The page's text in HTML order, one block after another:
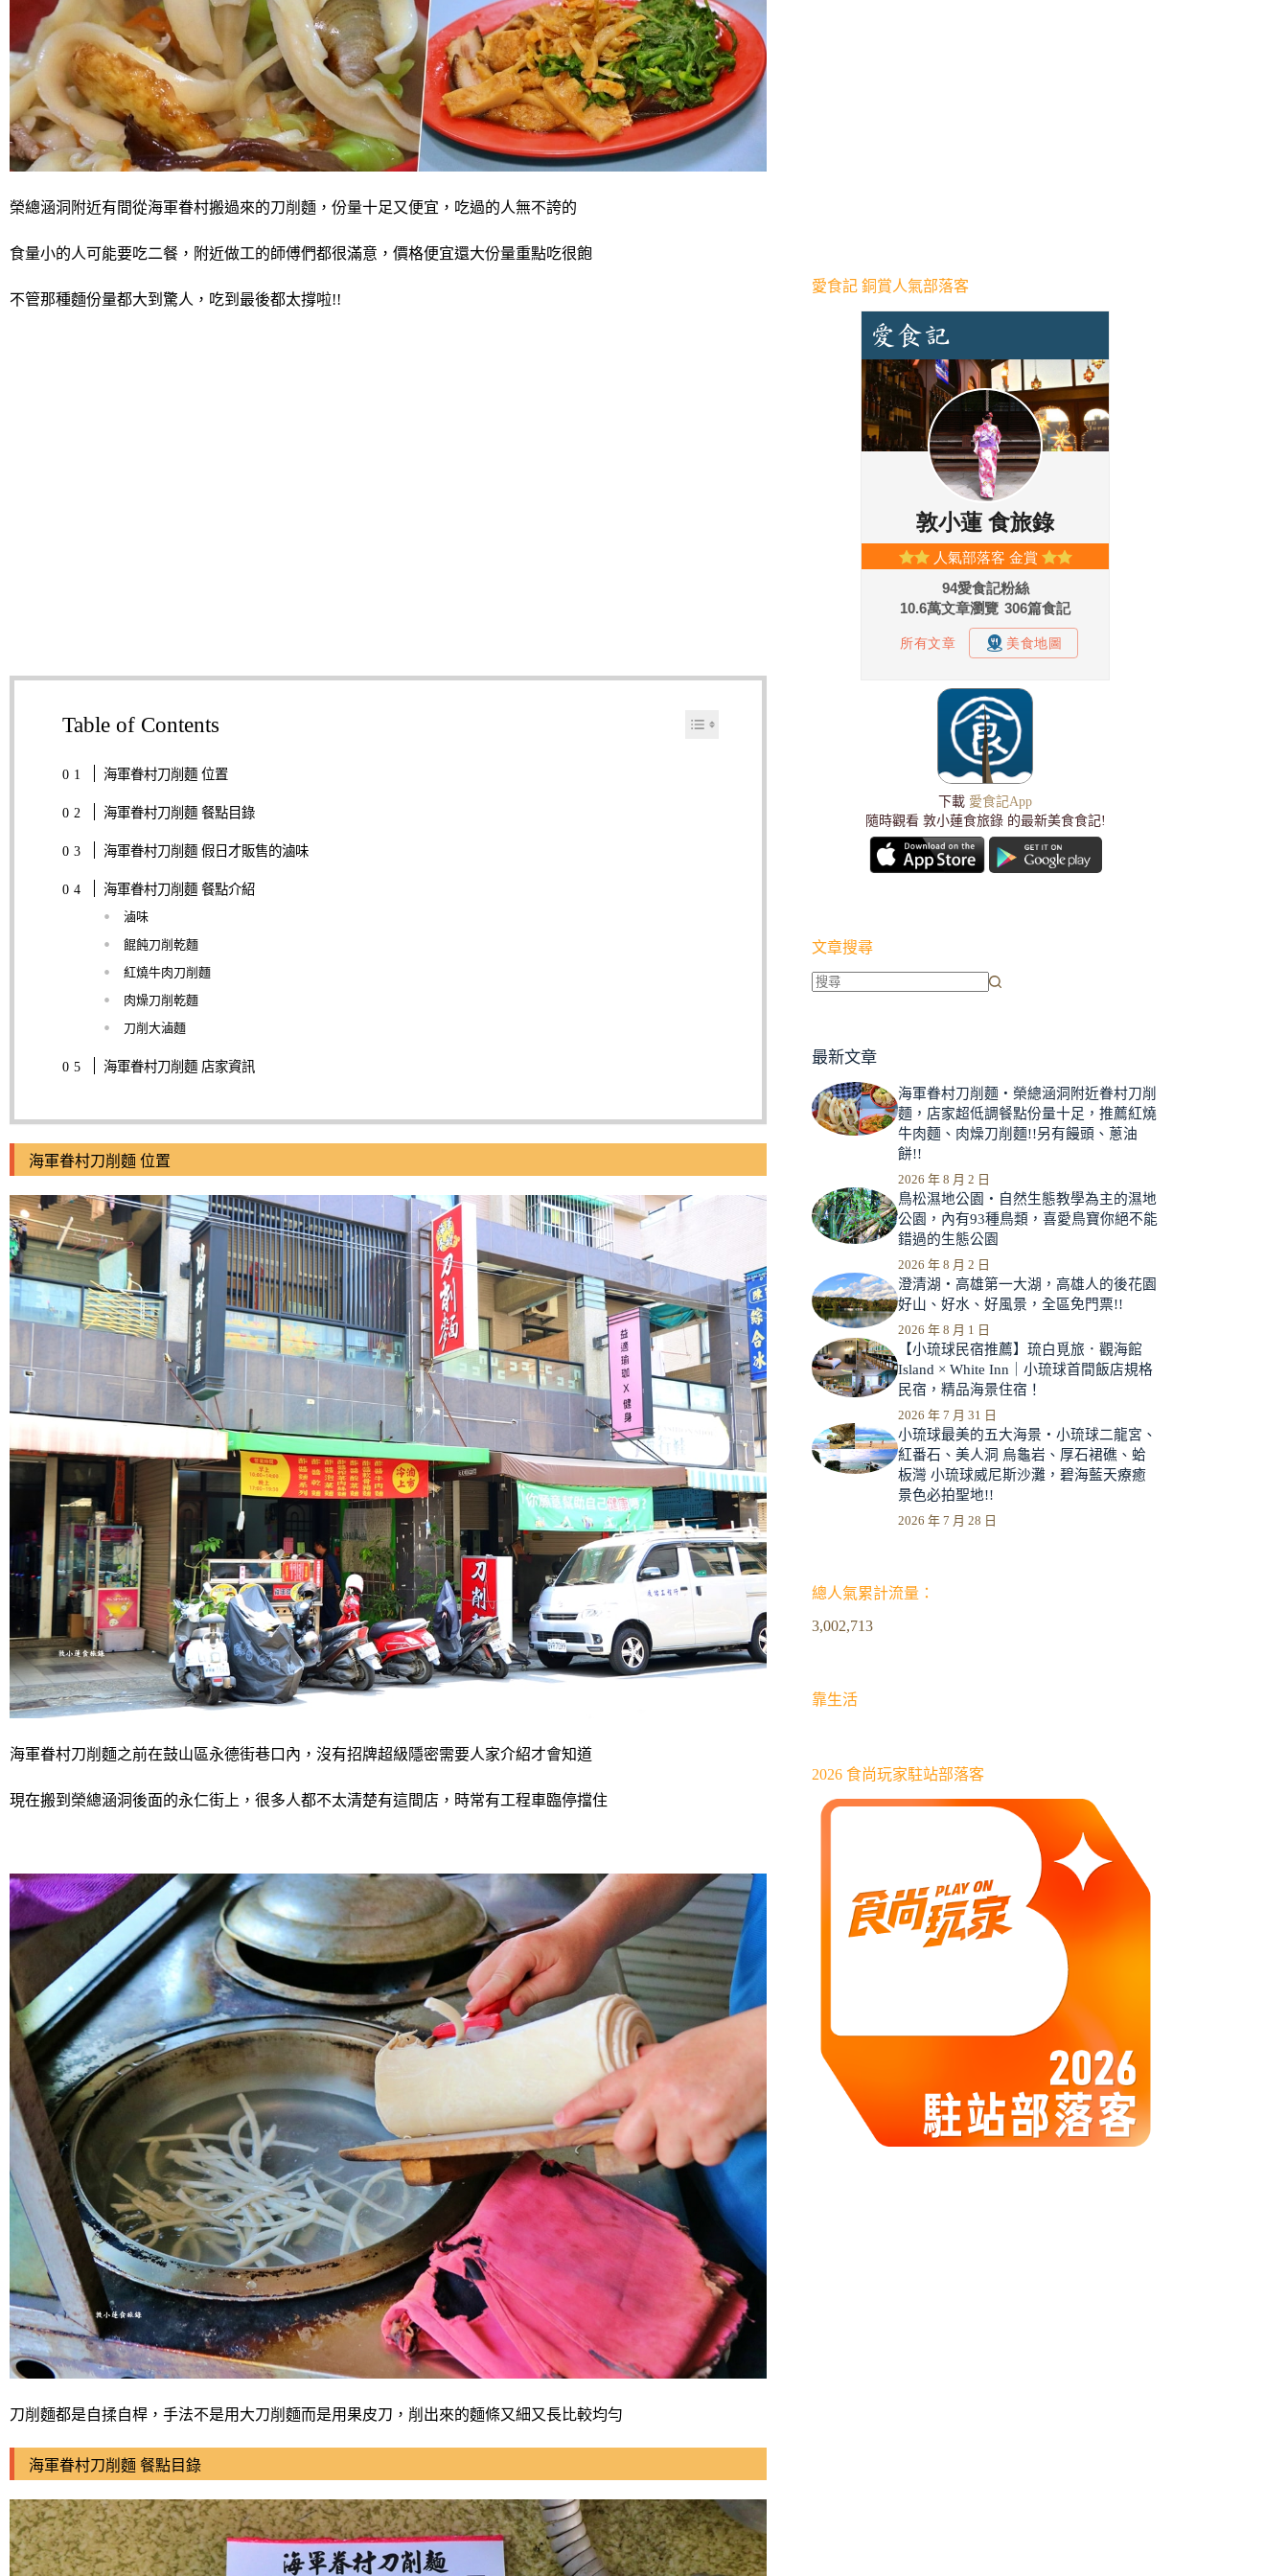
榮總涵洞附近有間從海軍眷村搬過來的刀削麵，份量十足又便宜，吃過的人無不誇的
食量小的人可能要吃二餐，附近做工的師傅們都很滿意，價格便宜還大份量重點吃很飽
不管那種麵份量都大到驚人，吃到最後都太撐啦!!
Table of Contents
海軍眷村刀削麵 位置
海軍眷村刀削麵 餐點目錄
海軍眷村刀削麵 假日才販售的滷味
海軍眷村刀削麵 餐點介紹
滷味
餛飩刀削乾麵
紅燒牛肉刀削麵
肉燥刀削乾麵
刀削大滷麵
海軍眷村刀削麵 店家資訊
海軍眷村刀削麵 位置
海軍眷村刀削麵之前在鼓山區永德街巷口內，沒有招牌超級隱密需要人家介紹才會知道
現在搬到榮總涵洞後面的永仁街上，很多人都不太清楚有這間店，時常有工程車臨停擋住
刀削麵都是自揉自桿，手法不是用大刀削麵而是用果皮刀，削出來的麵條又細又長比較均勻
海軍眷村刀削麵 餐點目錄
愛食記 銅賞人氣部落客
下載 愛食記App
隨時觀看 敦小蓮食旅錄 的最新美食食記!
文章搜尋
到
合
條
果
最新文章
海軍眷村刀削麵‧榮總涵洞附近眷村刀削
麵，店家超低調餐點份量十足，推薦紅燒
牛肉麵、肉燥刀削麵!!另有饅頭、蔥油
餅!!
2026 年 8 月 2 日
鳥松濕地公園‧自然生態教學為主的濕地
公園，內有93種鳥類，喜愛鳥寶你絕不能
錯過的生態公園
2026 年 8 月 2 日
澄清湖‧高雄第一大湖，高雄人的後花園
好山、好水、好風景，全區免門票!!
2026 年 8 月 1 日
【小琉球民宿推薦】琉白覓旅．觀海館
Island × White Inn｜小琉球首間飯店規格
民宿，精品海景住宿！
2026 年 7 月 31 日
小琉球最美的五大海景‧小琉球二龍宮、
紅番石、美人洞 烏龜岩、厚石裙礁、蛤
板灣 小琉球威尼斯沙灘，碧海藍天療癒
景色必拍聖地!!
2026 年 7 月 28 日
總人氣累計流量：
3,002,713
靠生活
2026 食尚玩家駐站部落客